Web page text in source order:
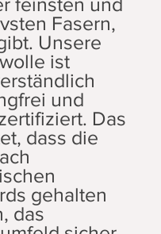
Fasern,
Unsere
ist
und
Das
dass die
gehalten
das